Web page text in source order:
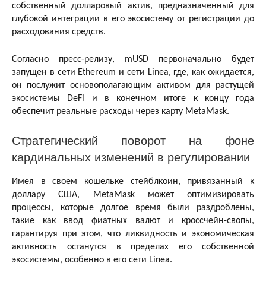
собственный долларовый актив, предназначенный для
глубокой интеграции в его экосистему от регистрации до
расходования средств.
Согласно пресс-релизу, mUSD первоначально будет
запущен в сети Ethereum и сети Linea, где, как ожидается,
он послужит основополагающим активом для растущей
экосистемы DeFi и в конечном итоге к концу года
обеспечит реальные расходы через карту MetaMask.
Стратегический поворот на фоне
кардинальных изменений в регулировании
Имея в своем кошельке стейблкоин, привязанный к
доллару США, MetaMask может оптимизировать
процессы, которые долгое время были раздроблены,
такие как ввод фиатных валют и кроссчейн-свопы,
гарантируя при этом, что ликвидность и экономическая
активность останутся в пределах его собственной
экосистемы, особенно в его сети Linea.